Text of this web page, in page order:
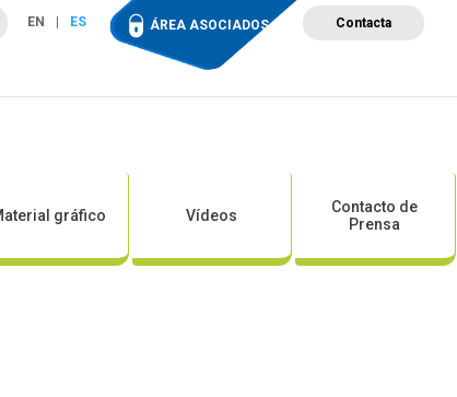
EN ES ÁREA ASOCIADOS Contacta
Campus de Formación
gráfico Vídeos
Contacto de
Prensa